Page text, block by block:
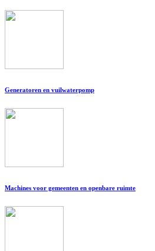
Generatoren en vuilwaterpomp
Machines voor gemeenten en openbare ruimte